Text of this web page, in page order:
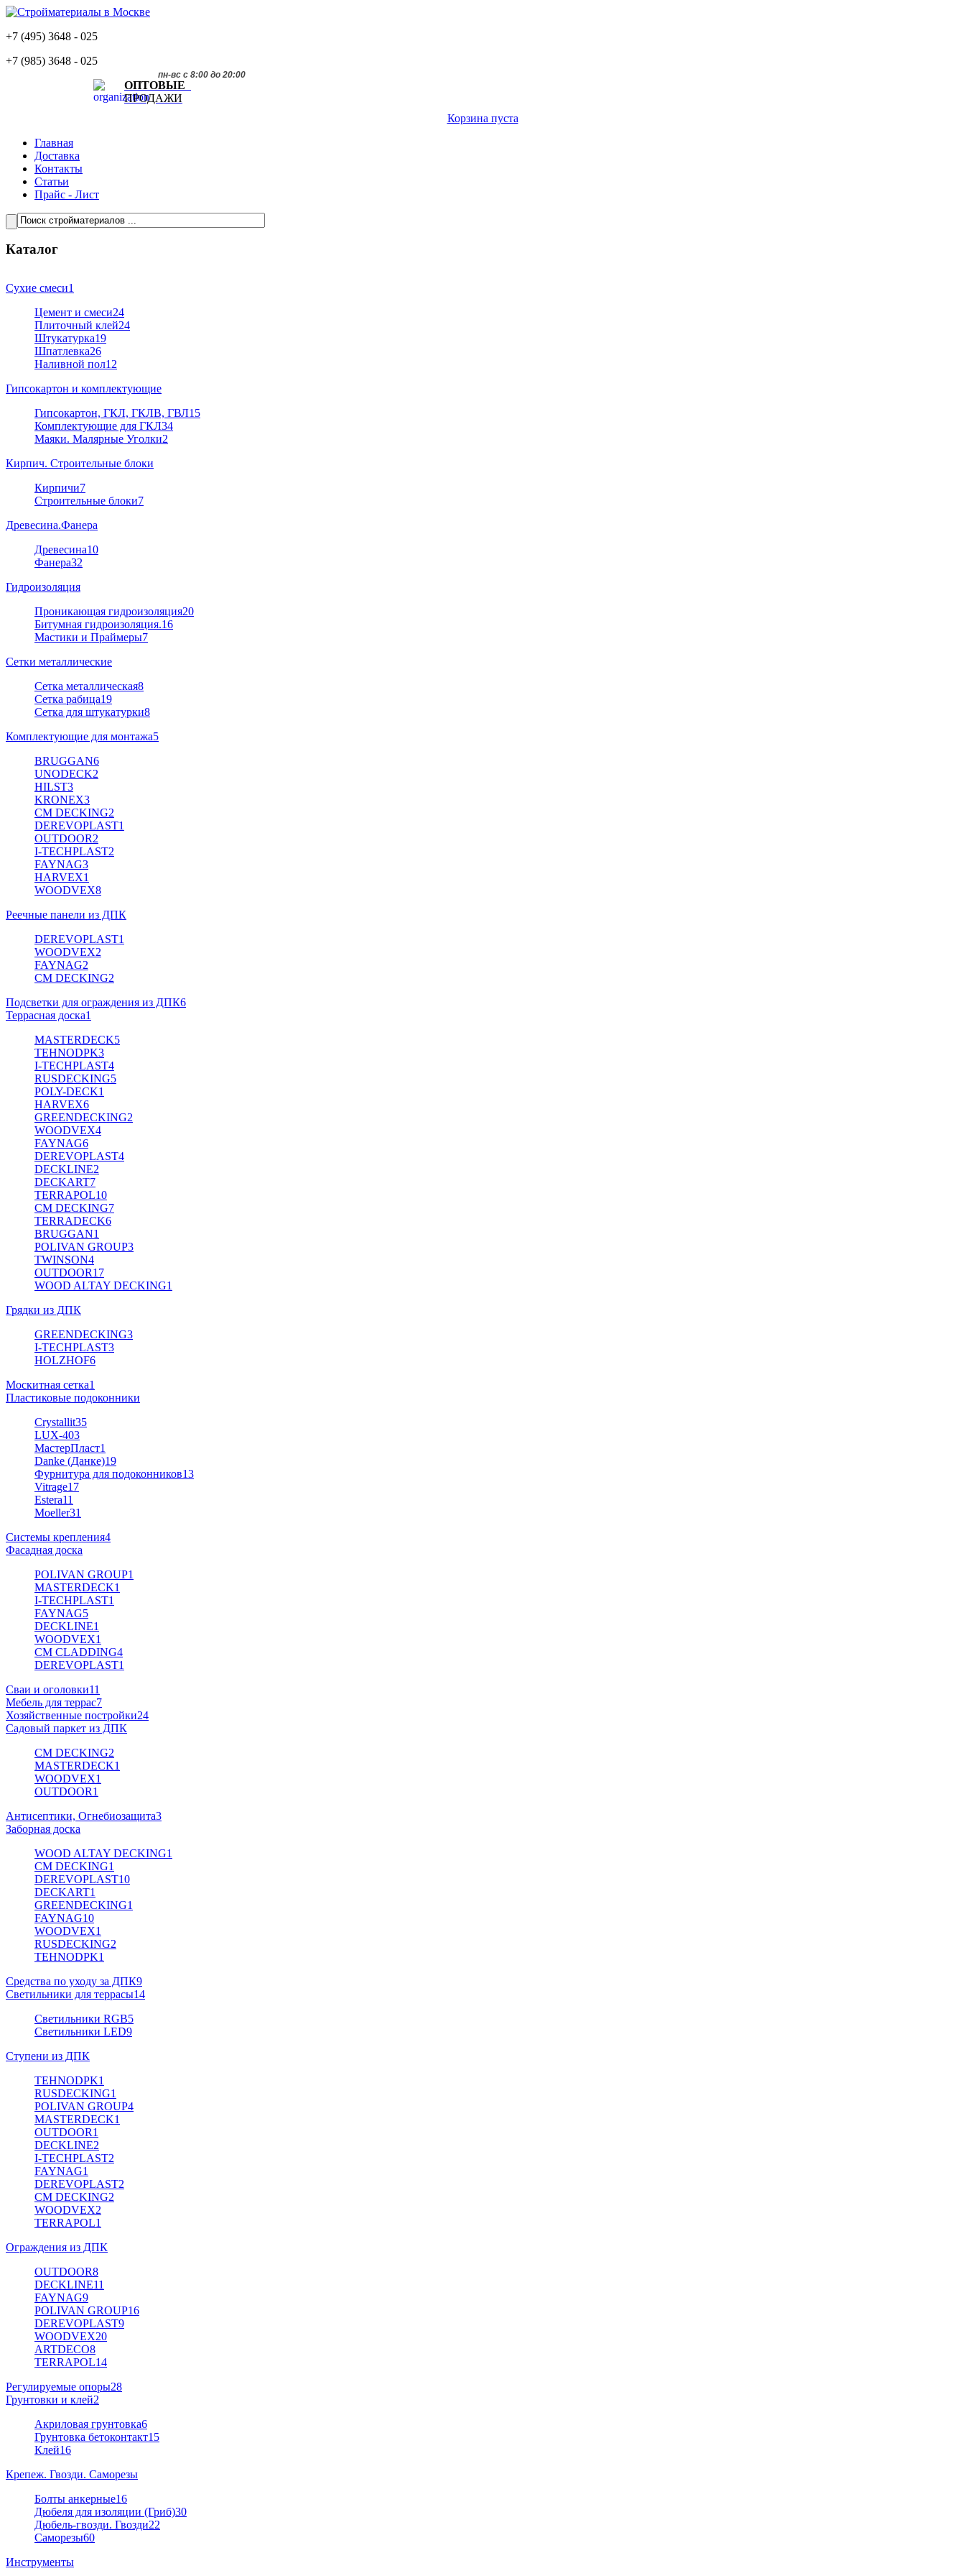
+7 (495) 3648 - 025
+7 (985) 3648 - 025
пн-вс с 8:00 до 20:00
ОПТОВЫЕ
ПРОДАЖИ
Корзина пуста
Главная
Доставка
Контакты
Статьи
Прайс - Лист
Каталог
Сухие смеси1
Цемент и смеси24
Плиточный клей24
Штукатурка19
Шпатлевка26
Наливной пол12
Гипсокартон и комплектующие
Гипсокартон, ГКЛ, ГКЛВ, ГВЛ15
Комплектующие для ГКЛ34
Маяки. Малярные Уголки2
Кирпич. Строительные блоки
Кирпичи7
Строительные блоки7
Древесина.Фанера
Древесина10
Фанера32
Гидроизоляция
Проникающая гидроизоляция20
Битумная гидроизоляция.16
Мастики и Праймеры7
Сетки металлические
Сетка металлическая8
Сетка рабица19
Сетка для штукатурки8
Комплектующие для монтажа5
BRUGGAN6
UNODECK2
HILST3
KRONEX3
CM DECKING2
DEREVOPLAST1
OUTDOOR2
I-TECHPLAST2
FAYNAG3
HARVEX1
WOODVEX8
Реечные панели из ДПК
DEREVOPLAST1
WOODVEX2
FAYNAG2
CM DECKING2
Подсветки для ограждения из ДПК6
Террасная доска1
MASTERDECK5
TEHNODPK3
I-TECHPLAST4
RUSDECKING5
POLY-DECK1
HARVEX6
GREENDECKING2
WOODVEX4
FAYNAG6
DEREVOPLAST4
DECKLINE2
DECKART7
TERRAPOL10
CM DECKING7
TERRADECK6
BRUGGAN1
POLIVAN GROUP3
TWINSON4
OUTDOOR17
WOOD ALTAY DECKING1
Грядки из ДПК
GREENDECKING3
I-TECHPLAST3
HOLZHOF6
Москитная сетка1
Пластиковые подоконники
Crystallit35
LUX-403
МастерПласт1
Danke (Данке)19
Фурнитура для подоконников13
Vitrage17
Estera11
Moeller31
Системы крепления4
Фасадная доска
POLIVAN GROUP1
MASTERDECK1
I-TECHPLAST1
FAYNAG5
DECKLINE1
WOODVEX1
CM CLADDING4
DEREVOPLAST1
Сваи и оголовки11
Мебель для террас7
Хозяйственные постройки24
Садовый паркет из ДПК
CM DECKING2
MASTERDECK1
WOODVEX1
OUTDOOR1
Антисептики, Огнебиозащита3
Заборная доска
WOOD ALTAY DECKING1
CM DECKING1
DEREVOPLAST10
DECKART1
GREENDECKING1
FAYNAG10
WOODVEX1
RUSDECKING2
TEHNODPK1
Средства по уходу за ДПК9
Светильники для террасы14
Светильники RGB5
Светильники LED9
Ступени из ДПК
TEHNODPK1
RUSDECKING1
POLIVAN GROUP4
MASTERDECK1
OUTDOOR1
DECKLINE2
I-TECHPLAST2
FAYNAG1
DEREVOPLAST2
CM DECKING2
WOODVEX2
TERRAPOL1
Ограждения из ДПК
OUTDOOR8
DECKLINE11
FAYNAG9
POLIVAN GROUP16
DEREVOPLAST9
WOODVEX20
ARTDECO8
TERRAPOL14
Регулируемые опоры28
Грунтовки и клей2
Акриловая грунтовка6
Грунтовка бетоконтакт15
Клей16
Крепеж. Гвозди. Саморезы
Болты анкерные16
Дюбеля для изоляции (Гриб)30
Дюбель-гвозди. Гвозди22
Саморезы60
Инструменты